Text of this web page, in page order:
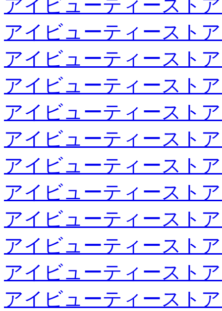
アイビューティースト
アイビューティースト
アイビューティースト
アイビューティースト
アイビューティースト
アイビューティースト
アイビューティースト
アイビューティースト
アイビューティースト
アイビューティースト
アイビューティースト
アイビューティースト